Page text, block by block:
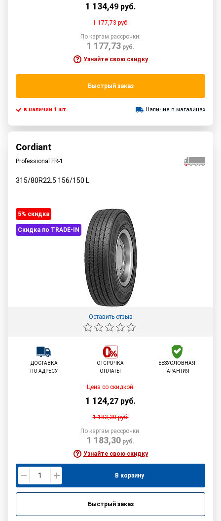
1 134,49 руб.
1 177,73руб.
По картам рассрочки:
1 177,73руб.
Узнайте свою скидку
Быстрый заказ
в наличии 1 шт. Наличие в магазинах
Cordiant
Professional FR-1
315/80R22.5 156/150 L
5% cкидка
Скидка по TRADE-IN
Оставить отзыв
ДОСТАВКА
ПО АДРЕСУ
ОТСРОЧКА
ОПЛАТЫ
БЕЗУСЛОВНАЯ
ГАРАНТИЯ
Цена со скидкой:
1 124,27 руб.
1 183,30руб.
По картам рассрочки:
1 183,30руб.
Узнайте свою скидку
В корзину
Быстрый заказ